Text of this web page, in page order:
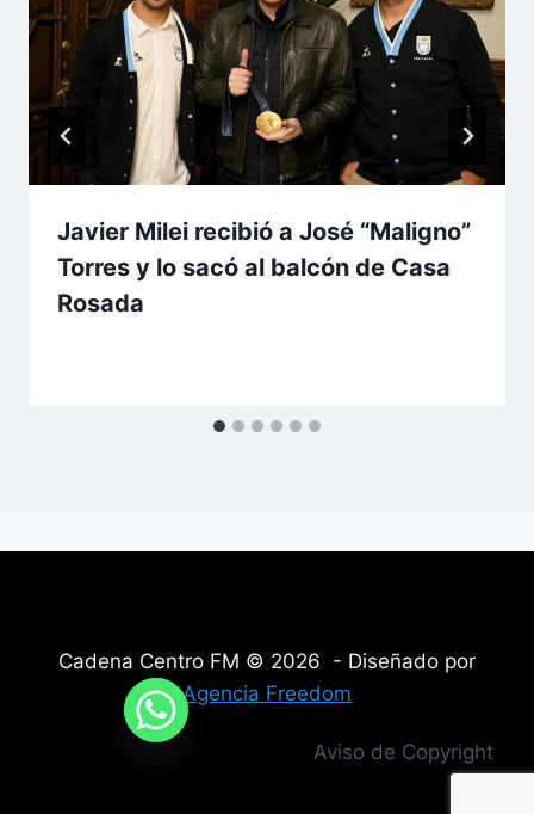
Javier Milei recibió a José “Maligno”
Torres y lo sacó al balcón de Casa
Rosada
Cadena Centro FM © 2026 - Diseñado por
Agencia Freedom
Aviso de Copyright